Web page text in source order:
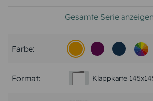
Gesamte Serie anzeigen
Farbe:
Format: Klappkarte